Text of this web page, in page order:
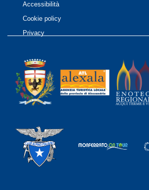
Accessibilità
Cookie policy
Privacy